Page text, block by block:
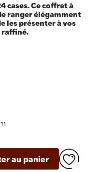
cases. Ce coffret à
ranger élégamment
les présenter à vos
raffiné.
au panier